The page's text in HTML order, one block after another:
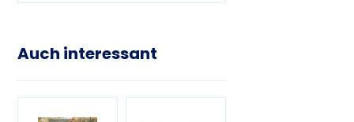
Auch interessant